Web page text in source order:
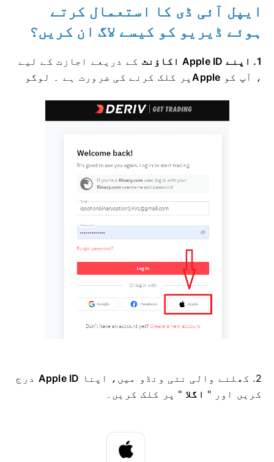
ایپل آئی ڈی کا استعمال کرتے
ہوئے ڈیریو کو کیسے لاگ ان کریں؟
1. اپنے Apple ID اکاؤنٹ
کے ذریعے اجازت کے لیے
، آپ کو Apple لوگو پر کلک کرنے کی ضرورت ہے ۔
2. کھلنے والی نئی ونڈو میں، اپنا Apple ID درج
کریں اور " اگلا " پر کلک کریں۔